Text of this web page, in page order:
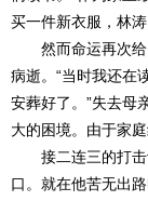
买一件新衣服，林
然而命运再次给
病逝。“当时我还在
安葬好了。”失去母
大的困境。由于家
接二连三的打击
口。就在他苦无出